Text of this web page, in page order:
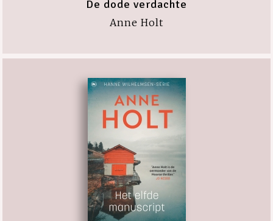
De dode verdachte
Anne Holt